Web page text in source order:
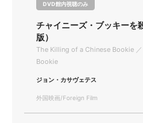
DVD館内視聴のみ
チャイニーズ・ブッキーを
版）
The Killing of a Chinese Bookie
Bookie
ジョン・カサヴェテス
外国映画/Foreign Film